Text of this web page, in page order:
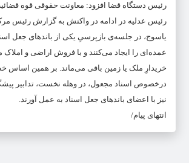
رئیس دستگاه قضا افزود: معاونت حقوقی قوه
رئیس عدلیه در ادامه در واکنش به گزارش رئیس
یاسوج، در جلسه‌ی بازپرسیِ یکی از باندهای جعل
عمده‌ای را ایجاد می‌کنند و با فروش اراضی و
خریدارِ ملک یا زمین باقی می‌ماند. بر همین
درخصوص اسناد مجعول، در وهله نخست، تدابیر
نیز با اعضای باندهای جعل اسناد به عمل آورند.
انتهای پیام/